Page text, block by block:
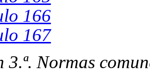
166
167
3.ª. Normas